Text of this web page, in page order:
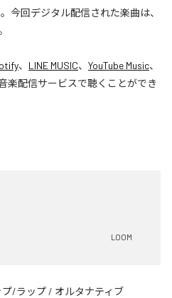
今回デジタル配信された楽曲は、
、 LINE MUSIC、 YouTube Music、
楽配信サービスで聴くことができ
LOOM
プ/ラップ / オルタナティブ